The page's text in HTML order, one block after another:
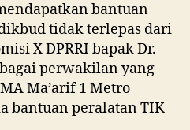
bantuan
tidak terlepas dari
X DPRRI bapak Dr.
perwakilan yang
Ma’arif 1 Metro
bantuan peralatan TIK